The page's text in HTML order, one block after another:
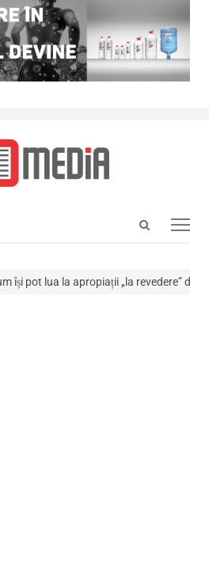
Open
lua la apropiații „la revedere” de la…